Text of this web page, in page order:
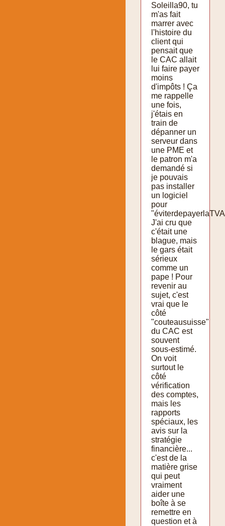
Soleilla90, tu
m'as fait
marrer avec
l'histoire du
client qui
pensait que
le CAC allait
lui faire payer
moins
d'impôts ! Ça
me rappelle
une fois,
j'étais en
train de
dépanner un
serveur dans
une PME et
le patron m'a
demandé si
je pouvais
pas installer
un logiciel
pour
J'ai cru que
c'était une
blague, mais
le gars était
sérieux
comme un
pape ! Pour
revenir au
sujet, c'est
vrai que le
côté
"couteausuisse"
du CAC est
souvent
sous-estimé.
On voit
surtout le
côté
vérification
des comptes,
mais les
rapports
spéciaux, les
avis sur la
stratégie
financière...
c'est de la
matière grise
qui peut
vraiment
aider une
boîte à se
remettre en
question et à